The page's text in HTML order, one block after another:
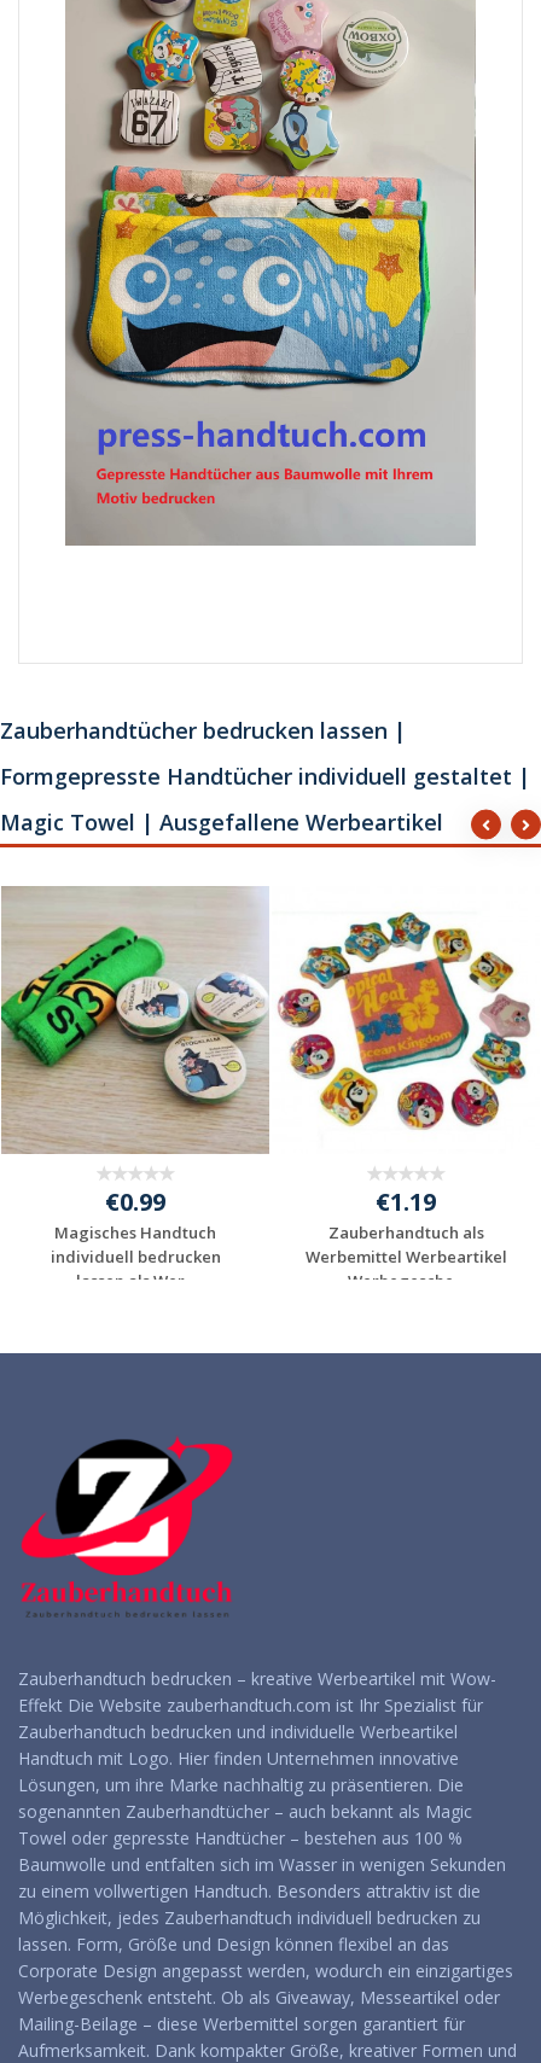
Zauberhandtücher bedrucken lassen |
Formgepresste Handtücher individuell gestaltet |
Magic Towel | Ausgefallene Werbeartikel
€0.99
Magisches Handtuch
individuell bedrucken
lassen als Wer...
anfragen
€1.19
Zauberhandtuch als
Werbemittel Werbeartikel
Werbegesche...
anfragen
Zauberhandtuch bedrucken – kreative Werbeartikel mit Wow-
Effekt Die Website zauberhandtuch.com ist Ihr Spezialist für
Zauberhandtuch bedrucken und individuelle Werbeartikel
Handtuch mit Logo. Hier finden Unternehmen innovative
Lösungen, um ihre Marke nachhaltig zu präsentieren. Die
sogenannten Zauberhandtücher – auch bekannt als Magic
Towel oder gepresste Handtücher – bestehen aus 100 %
Baumwolle und entfalten sich im Wasser in wenigen Sekunden
zu einem vollwertigen Handtuch. Besonders attraktiv ist die
Möglichkeit, jedes Zauberhandtuch individuell bedrucken zu
lassen. Form, Größe und Design können flexibel an das
Corporate Design angepasst werden, wodurch ein einzigartiges
Werbegeschenk entsteht. Ob als Giveaway, Messeartikel oder
Mailing-Beilage – diese Werbemittel sorgen garantiert für
Aufmerksamkeit. Dank kompakter Größe, kreativer Formen und